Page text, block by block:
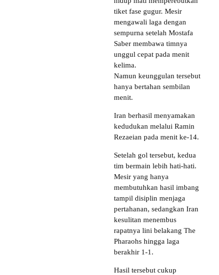
tiket fase gugur. Mesir
mengawali laga dengan
sempurna setelah Mostafa
Saber membawa timnya
unggul cepat pada menit
kelima.
Namun keunggulan tersebut
hanya bertahan sembilan
menit.
Iran berhasil menyamakan
kedudukan melalui Ramin
Rezaeian pada menit ke-14.
Setelah gol tersebut, kedua
tim bermain lebih hati-hati.
Mesir yang hanya
membutuhkan hasil imbang
tampil disiplin menjaga
pertahanan, sedangkan Iran
kesulitan menembus
rapatnya lini belakang The
Pharaohs hingga laga
berakhir 1-1.
Hasil tersebut cukup